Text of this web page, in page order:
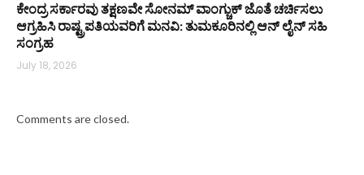
ಕೇಂದ್ರ ಸರ್ಕಾರವು ತಕ್ಷಣವೇ ಸೋನಮ್ ವಾಂಗ್ಚುಕ್ ಜೊತೆ ಚರ್ಚಿಸಲು
ಆಗ್ರಹಿಸಿ ರಾಷ್ಟ್ರಪತಿಯವರಿಗೆ ಮನವಿ: ತುಮಕೂರಿನಲ್ಲಿ ಆನ್‌ ಲೈನ್ ಸಹಿ
ಸಂಗ್ರಹ
July 18, 2026
Comments are closed.